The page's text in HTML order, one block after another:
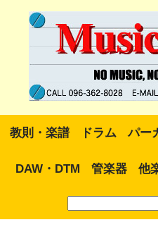
教則・楽譜 ドラム パー
DAW・DTM 管楽器 他